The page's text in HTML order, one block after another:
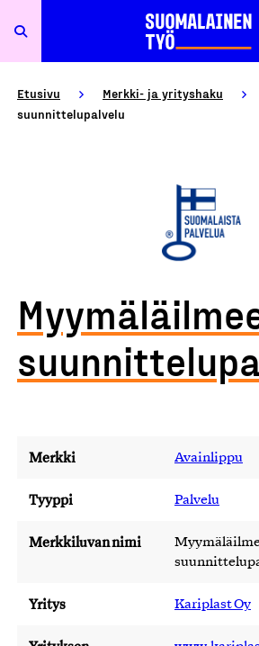
Etusivu Merkki- ja yrityshaku
suunnittelupalvelu
Merkki Avainlippu
Tyyppi Palvelu
Merkkiluvan nimi
Yritys Kariplast Oy